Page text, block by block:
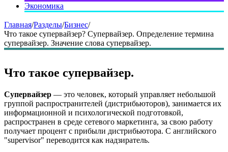
Экономика
Главная/Разделы/Бизнес/
Что такое супервайзер? Супервайзер. Определение термина
супервайзер. Значение слова супервайзер.
Что такое супервайзер.
Супервайзер — это человек, который управляет небольшой
группой распространителей (дистрибьюторов), занимается их
информационной и психологической подготовкой,
распространен в среде сетевого маркетинга, за свою работу
получает процент с прибыли дистрибьютора. С английского
"supervisor" переводится как надзиратель.